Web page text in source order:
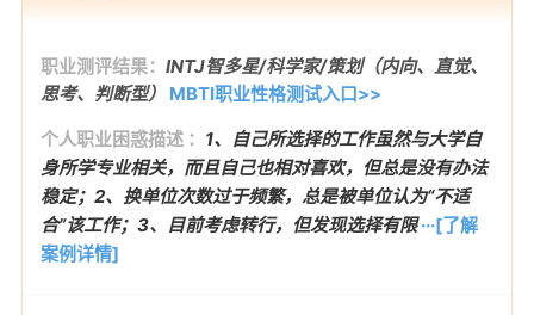
职业测评结果： INTJ智多星/科学家/策划（内向、直觉、
思考、判断型）
MBTI职业性格测试入口>>
个人职业困惑描述 ： 1、自己所选择的工作虽然与大学自
身所学专业相关，而且自己也相对喜欢，但总是没有办法
稳定；2、换单位次数过于频繁，总是被单位认为“不适
合”该工作；3、目前考虑转行，但发现选择有限 ···[了解
案例详情]